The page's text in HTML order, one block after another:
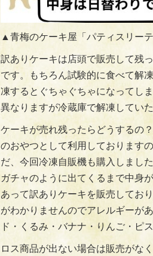
▲青梅のケーキ屋「パティスリー
訳ありケーキは店頭で販売して残
です。もちろん試験的に食べて解
凍するとぐちゃぐちゃになってし
異なりますが冷蔵庫で解凍してい
ケーキが売れ残ったらどうするの
のおやつとして利用しております
だ、今回冷凍自販機も購入しまし
ガチャのように出てくるまで中身
あって訳ありケーキを販売してお
がわかりませんのでアレルギーが
ド・くるみ・バナナ・りんご・ピ
ロス商品が出ない場合は販売がな